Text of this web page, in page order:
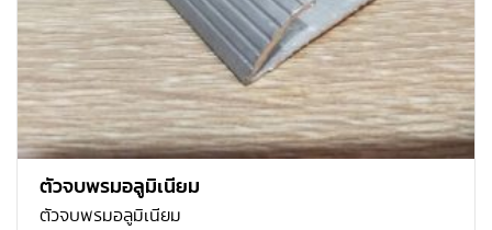
ตัวจบพรมอลูมิเนียม
ตัวจบพรมอลูมิเนียม